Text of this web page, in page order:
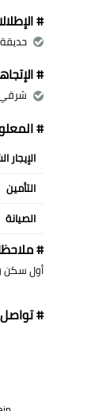
#
#
#
التأمين
الصيانة
#
أول سكن
#